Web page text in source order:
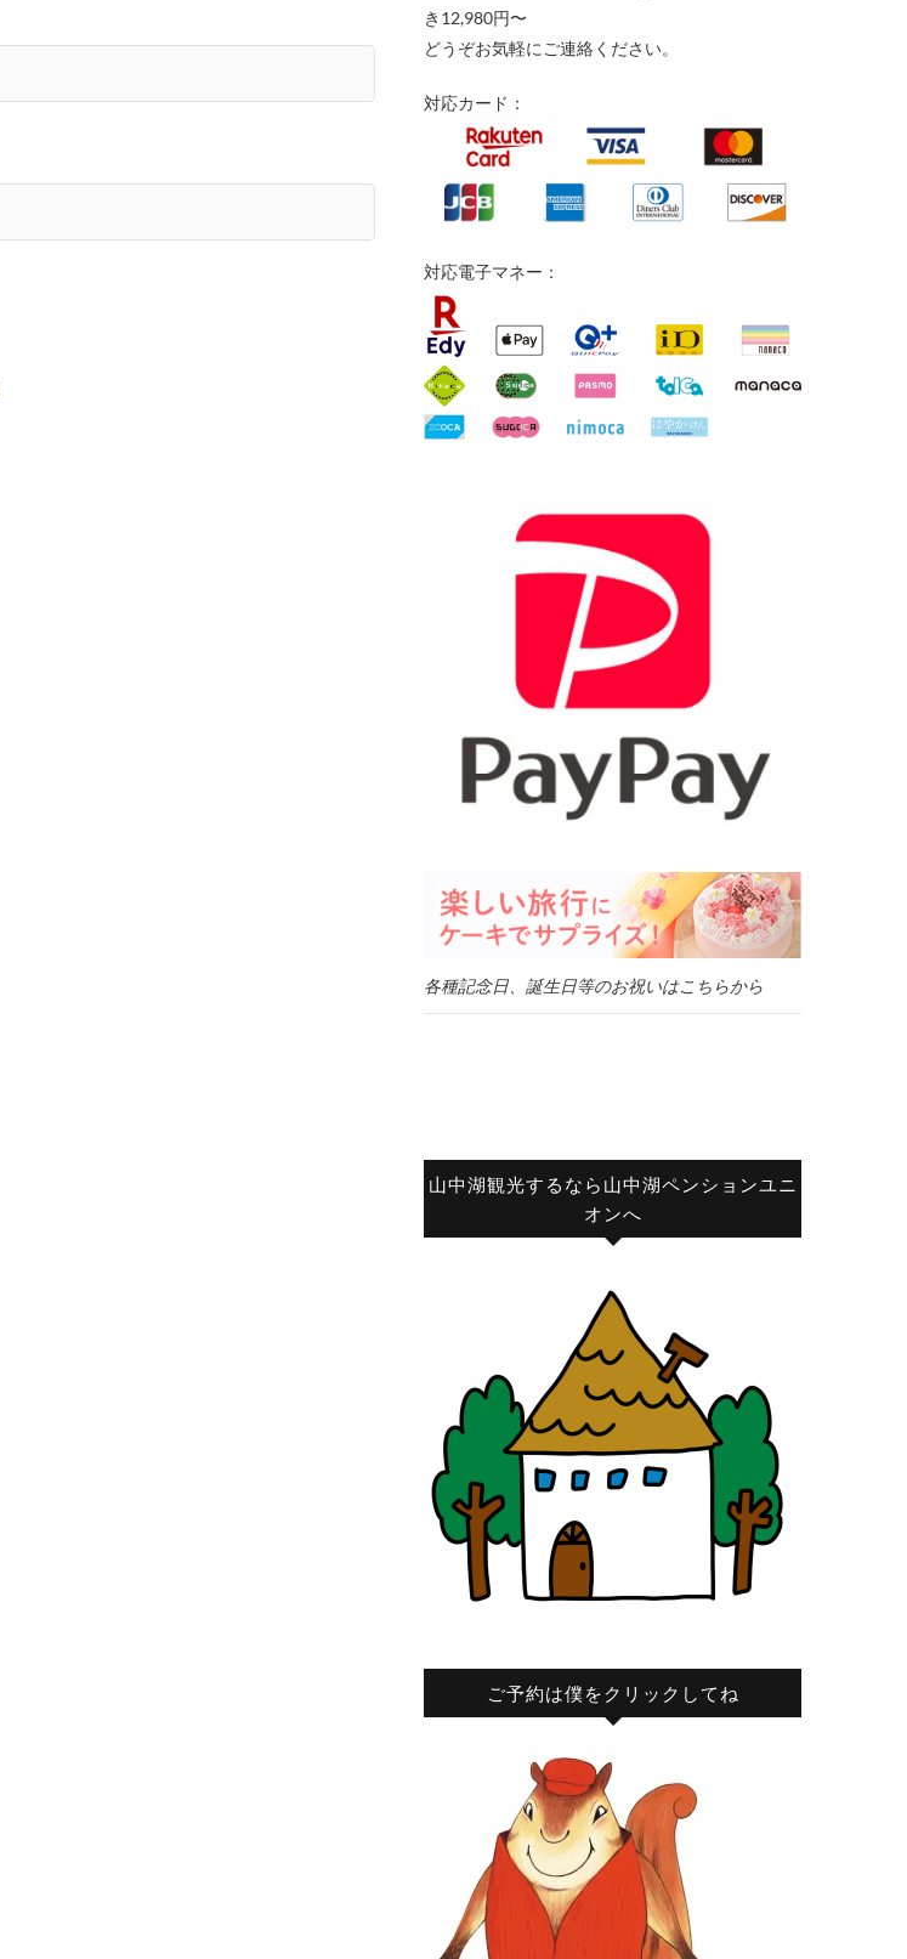
き12,980円〜
どうぞお気軽にご連絡ください。
対応カード：
対応電子マネー：
各種記念日、誕生日等のお祝いはこちらから
山中湖観光するなら山中湖ペンションユニ
オンへ
ご予約は僕をクリックしてね